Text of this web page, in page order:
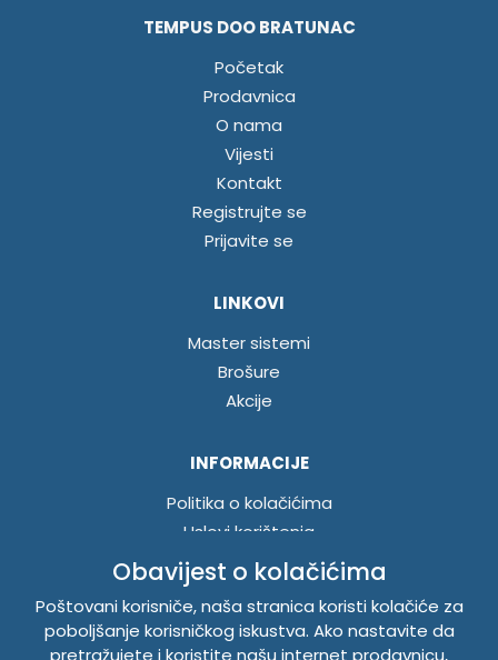
TEMPUS DOO BRATUNAC
Početak
Prodavnica
O nama
Vijesti
Kontakt
Registrujte se
Prijavite se
LINKOVI
Master sistemi
Brošure
Akcije
INFORMACIJE
Politika o kolačićima
Uslovi korištenja
Politika privatnosti
TEMPUS DOO BRATUNAC
Obavijest o kolačićima
Poštovani korisniče, naša stranica koristi kolačiće za
poboljšanje korisničkog iskustva. Ako nastavite da
pretražujete i koristite našu internet prodavnicu,